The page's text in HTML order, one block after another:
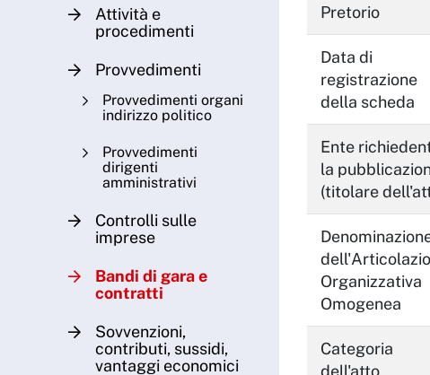
Attività e
procedimenti
Provvedimenti
Provvedimenti organi
indirizzo politico
Provvedimenti
dirigenti
amministrativi
Controlli sulle
imprese
Bandi di gara e
contratti
Sovvenzioni,
contributi, sussidi,
vantaggi economici
Pretorio
Data di
registrazione
della scheda
Ente
la
(titolare
Organizzativa
Omogenea
Categoria
dell'atto